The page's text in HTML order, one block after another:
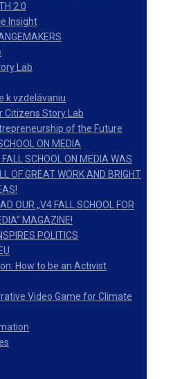
2.0
Insight
Lab
k vzdelávaniu
Citizens Story Lab
of the Future
ON MEDIA
SCHOOL ON MEDIA WAS
OF GREAT WORK AND BRIGHT
OUR „V4 FALL SCHOOL FOR
MAGAZINE!
POLITICS
How to be an Activist
Video Game for Climate